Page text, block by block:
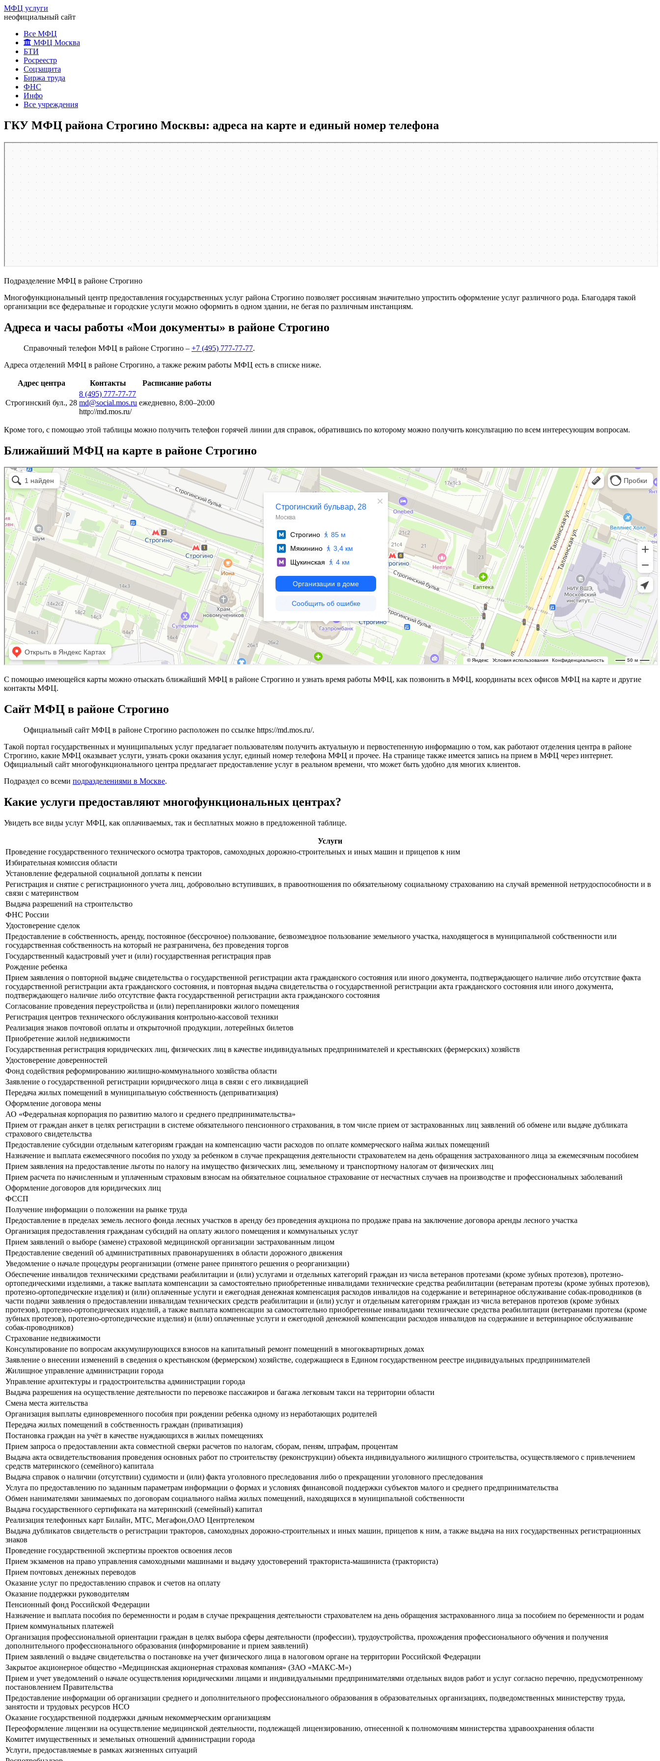
МФЦ услуги
неофициальный сайт
Все МФЦ
МФЦ Москва
БТИ
Росреестр
Соцзащита
Биржа труда
ФНС
Инфо
Все учреждения
ГКУ МФЦ района Строгино Москвы: адреса на карте и единый номер телефона
Подразделение МФЦ в районе Строгино
Многофункциональный центр предоставления государственных услуг района Строгино позволяет россиянам значительно упростить оформление услуг различного рода. Благодаря такой
организации все федеральные и городские услуги можно оформить в одном здании, не бегая по различным инстанциям.
Адреса и часы работы «Мои документы» в районе Строгино
Справочный телефон МФЦ в районе Строгино – +7 (495) 777-77-77.
Адреса отделений МФЦ в районе Строгино, а также режим работы МФЦ есть в списке ниже.
Адрес центра Контакты Расписание работы
Строгинский бул., 28
8 (495) 777-77-77
md@social.mos.ru
http://md.mos.ru/
ежедневно, 8:00–20:00
Кроме того, с помощью этой таблицы можно получить телефон горячей линии для справок, обратившись по которому можно получить консультацию по всем интересующим вопросам.
Ближайший МФЦ на карте в районе Строгино
С помощью имеющейся карты можно отыскать ближайший МФЦ в районе Строгино и узнать время работы МФЦ, как позвонить в МФЦ, координаты всех офисов МФЦ на карте и другие
контакты МФЦ.
Сайт МФЦ в районе Строгино
Официальный сайт МФЦ в районе Строгино расположен по ссылке https://md.mos.ru/.
Такой портал государственных и муниципальных услуг предлагает пользователям получить актуальную и первостепенную информацию о том, как работают отделения центра в районе
Строгино, какие МФЦ оказывает услуги, узнать сроки оказания услуг, единый номер телефона МФЦ и прочее. На странице также имеется запись на прием в МФЦ через интернет.
Официальный сайт многофункционального центра предлагает предоставление услуг в реальном времени, что может быть удобно для многих клиентов.
Подраздел со всеми подразделениями в Москве.
Какие услуги предоставляют многофункциональных центрах?
Увидеть все виды услуг МФЦ, как оплачиваемых, так и бесплатных можно в предложенной таблице.
Услуги
Проведение государственного технического осмотра тракторов, самоходных дорожно-строительных и иных машин и прицепов к ним
Избирательная комиссия области
Установление федеральной социальной доплаты к пенсии
Регистрация и снятие с регистрационного учета лиц, добровольно вступивших, в правоотношения по обязательному социальному страхованию на случай временной нетрудоспособности и в
связи с материнством
Выдача разрешений на строительство
ФНС России
Удостоверение сделок
Предоставление в собственность, аренду, постоянное (бессрочное) пользование, безвозмездное пользование земельного участка, находящегося в муниципальной собственности или
государственная собственность на который не разграничена, без проведения торгов
Государственный кадастровый учет и (или) государственная регистрация прав
Рождение ребенка
Прием заявления о повторной выдаче свидетельства о государственной регистрации акта гражданского состояния или иного документа, подтверждающего наличие либо отсутствие факта
государственной регистрации акта гражданского состояния, и повторная выдача свидетельства о государственной регистрации акта гражданского состояния или иного документа,
подтверждающего наличие либо отсутствие факта государственной регистрации акта гражданского состояния
Согласование проведения переустройства и (или) перепланировки жилого помещения
Регистрация центров технического обслуживания контрольно-кассовой техники
Реализация знаков почтовой оплаты и открыточной продукции, лотерейных билетов
Приобретение жилой недвижимости
Государственная регистрация юридических лиц, физических лиц в качестве индивидуальных предпринимателей и крестьянских (фермерских) хозяйств
Удостоверение доверенностей
Фонд содействия реформированию жилищно-коммунального хозяйства области
Заявление о государственной регистрации юридического лица в связи с его ликвидацией
Передача жилых помещений в муниципальную собственность (деприватизация)
Оформление договора мены
АО «Федеральная корпорация по развитию малого и среднего предпринимательства»
Прием от граждан анкет в целях регистрации в системе обязательного пенсионного страхования, в том числе прием от застрахованных лиц заявлений об обмене или выдаче дубликата
страхового свидетельства
Предоставление субсидии отдельным категориям граждан на компенсацию части расходов по оплате коммерческого найма жилых помещений
Назначение и выплата ежемесячного пособия по уходу за ребенком в случае прекращения деятельности страхователем на день обращения застрахованного лица за ежемесячным пособием
Прием заявления на предоставление льготы по налогу на имущество физических лиц, земельному и транспортному налогам от физических лиц
Прием расчета по начисленным и уплаченным страховым взносам на обязательное социальное страхование от несчастных случаев на производстве и профессиональных заболеваний
Оформление договоров для юридических лиц
ФССП
Получение информации о положении на рынке труда
Предоставление в пределах земель лесного фонда лесных участков в аренду без проведения аукциона по продаже права на заключение договора аренды лесного участка
Организация предоставления гражданам субсидий на оплату жилого помещения и коммунальных услуг
Прием заявлений о выборе (замене) страховой медицинской организации застрахованным лицом
Предоставление сведений об административных правонарушениях в области дорожного движения
Уведомление о начале процедуры реорганизации (отмене ранее принятого решения о реорганизации)
Обеспечение инвалидов техническими средствами реабилитации и (или) услугами и отдельных категорий граждан из числа ветеранов протезами (кроме зубных протезов), протезно-
ортопедическими изделиями, а также выплата компенсации за самостоятельно приобретенные инвалидами технические средства реабилитации (ветеранам протезы (кроме зубных протезов),
протезно-ортопедические изделия) и (или) оплаченные услуги и ежегодная денежная компенсация расходов инвалидов на содержание и ветеринарное обслуживание собак-проводников (в
части подачи заявления о предоставлении инвалидам технических средств реабилитации и (или) услуг и отдельным категориям граждан из числа ветеранов протезов (кроме зубных
протезов), протезно-ортопедических изделий, а также выплата компенсации за самостоятельно приобретенные инвалидами технические средства реабилитации (ветеранами протезы (кроме
зубных протезов), протезно-ортопедические изделия) и (или) оплаченные услуги и ежегодной денежной компенсации расходов инвалидов на содержание и ветеринарное обслуживание
собак-проводников)
Страхование недвижимости
Консультирование по вопросам аккумулирующихся взносов на капитальный ремонт помещений в многоквартирных домах
Заявление о внесении изменений в сведения о крестьянском (фермерском) хозяйстве, содержащиеся в Едином государственном реестре индивидуальных предпринимателей
Жилищное управление администрации города
Управление архитектуры и градостроительства администрации города
Выдача разрешения на осуществление деятельности по перевозке пассажиров и багажа легковым такси на территории области
Смена места жительства
Организация выплаты единовременного пособия при рождении ребенка одному из неработающих родителей
Передача жилых помещений в собственность граждан (приватизация)
Постановка граждан на учёт в качестве нуждающихся в жилых помещениях
Прием запроса о предоставлении акта совместной сверки расчетов по налогам, сборам, пеням, штрафам, процентам
Выдача акта освидетельствования проведения основных работ по строительству (реконструкции) объекта индивидуального жилищного строительства, осуществляемого с привлечением
средств материнского (семейного) капитала
Выдача справок о наличии (отсутствии) судимости и (или) факта уголовного преследования либо о прекращении уголовного преследования
Услуга по предоставлению по заданным параметрам информации о формах и условиях финансовой поддержки субъектов малого и среднего предпринимательства
Обмен нанимателями занимаемых по договорам социального найма жилых помещений, находящихся в муниципальной собственности
Выдача государственного сертификата на материнский (семейный) капитал
Реализация телефонных карт Билайн, МТС, Мегафон,ОАО Центртелеком
Выдача дубликатов свидетельств о регистрации тракторов, самоходных дорожно-строительных и иных машин, прицепов к ним, а также выдача на них государственных регистрационных
знаков
Проведение государственной экспертизы проектов освоения лесов
Прием экзаменов на право управления самоходными машинами и выдачу удостоверений тракториста-машиниста (тракториста)
Прием почтовых денежных переводов
Оказание услуг по предоставлению справок и счетов на оплату
Оказание поддержки руководителям
Пенсионный фонд Российской Федерации
Назначение и выплата пособия по беременности и родам в случае прекращения деятельности страхователем на день обращения застрахованного лица за пособием по беременности и родам
Прием коммунальных платежей
Организация профессиональной ориентации граждан в целях выбора сферы деятельности (профессии), трудоустройства, прохождения профессионального обучения и получения
дополнительного профессионального образования (информирование и прием заявлений)
Прием заявлений о выдаче свидетельства о постановке на учет физического лица в налоговом органе на территории Российской Федерации
Закрытое акционерное общество «Медицинская акционерная страховая компания» (ЗАО «МАКС-М»)
Прием и учет уведомлений о начале осуществления юридическими лицами и индивидуальными предпринимателями отдельных видов работ и услуг согласно перечню, предусмотренному
постановлением Правительства
Предоставление информации об организации среднего и дополнительного профессионального образования в образовательных организациях, подведомственных министерству труда,
занятости и трудовых ресурсов НСО
Оказание государственной поддержки дачным некоммерческим организациям
Переоформление лицензии на осуществление медицинской деятельности, подлежащей лицензированию, отнесенной к полномочиям министерства здравоохранения области
Комитет имущественных и земельных отношений администрации города
Услуги, предоставляемые в рамках жизненных ситуаций